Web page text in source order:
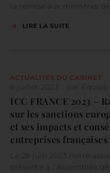
la remise aux ministres
LIRE LA SUITE
ACTUALITÉS DU CABINET
6 juillet 2023 par Équipe
ICC FRANCE 2023 –
sur les sanctions
et ses impacts et
entreprises françaises
Le 28 juin 2023 notre
présente à l’Assemblée